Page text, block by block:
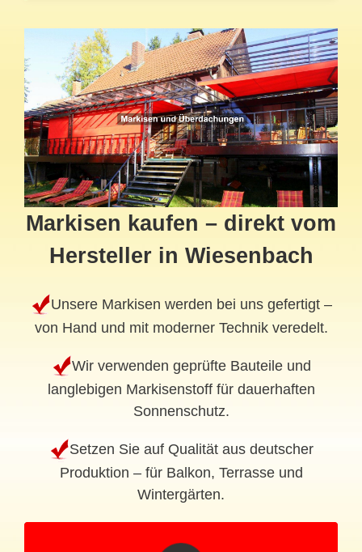
Markisen kaufen – direkt vom
Hersteller in Wiesenbach
Unsere Markisen werden bei uns gefertigt –
von Hand und mit moderner Technik veredelt.
Wir verwenden geprüfte Bauteile und
langlebigen Markisenstoff für dauerhaften
Sonnenschutz.
Setzen Sie auf Qualität aus deutscher
Produktion – für Balkon, Terrasse und
Wintergärten.